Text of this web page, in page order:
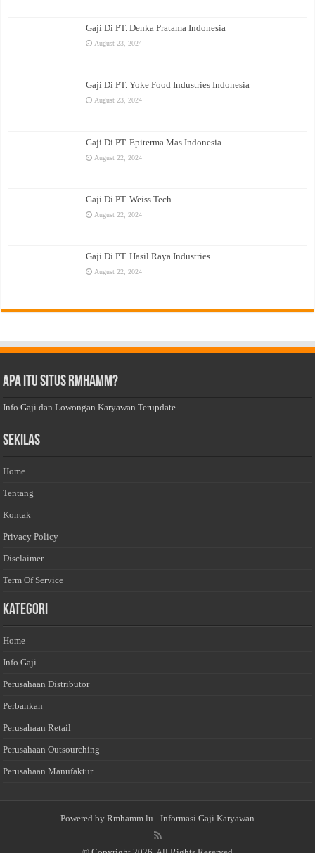
Gaji Di PT. Denka Pratama Indonesia
August 23, 2024
Gaji Di PT. Yoke Food Industries Indonesia
August 23, 2024
Gaji Di PT. Epiterma Mas Indonesia
August 22, 2024
Gaji Di PT. Weiss Tech
August 22, 2024
Gaji Di PT. Hasil Raya Industries
August 22, 2024
Apa Itu Situs Rmhamm?
Info Gaji dan Lowongan Karyawan Terupdate
Sekilas
Home
Tentang
Kontak
Privacy Policy
Disclaimer
Term Of Service
Kategori
Home
Info Gaji
Perusahaan Distributor
Perbankan
Perusahaan Retail
Perusahaan Outsourching
Perusahaan Manufaktur
Powered by Rmhamm.lu - Informasi Gaji Karyawan